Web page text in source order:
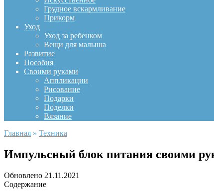
Грудное вскармливание
Прикорм
Уход
Уход за ребенком
Вещи для малыша
Развитие
Пособия
Своими руками
Аппликации
Рисование
Подарки
Поделки
Вязание
Главная » Техника
Импульсный блок питания своими
Обновлено 21.11.2021
Содержание